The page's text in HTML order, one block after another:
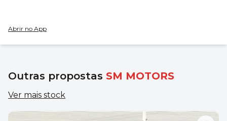
Abrir no App
Outras propostas SM MOTORS
Ver mais stock